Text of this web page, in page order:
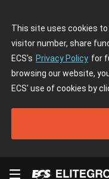
This site uses cookies
visitor number, share
ECS's Privacy Policy for
browsing our website,
ECS' use of cookies by